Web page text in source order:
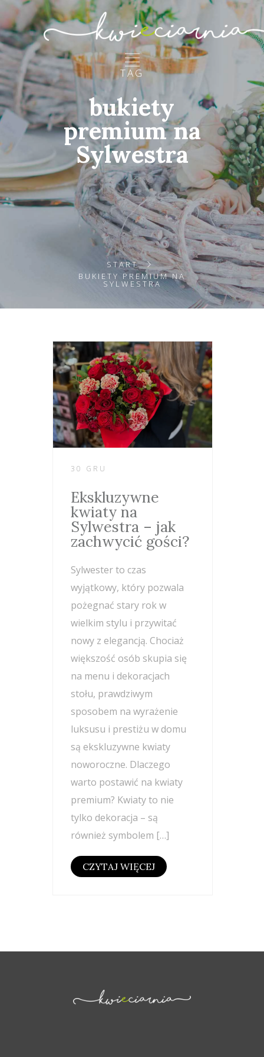
TAG
bukiety
premium na
Sylwestra
START
BUKIETY PREMIUM NA
SYLWESTRA
30 GRU
Ekskluzywne
kwiaty na
Sylwestra – jak
zachwycić gości?
Sylwester to czas
wyjątkowy, który pozwala
pożegnać stary rok w
wielkim stylu i przywitać
nowy z elegancją. Chociaż
większość osób skupia się
na menu i dekoracjach
stołu, prawdziwym
sposobem na wyrażenie
luksusu i prestiżu w domu
są ekskluzywne kwiaty
noworoczne. Dlaczego
warto postawić na kwiaty
premium? Kwiaty to nie
tylko dekoracja – są
również symbolem […]
CZYTAJ WIĘCEJ